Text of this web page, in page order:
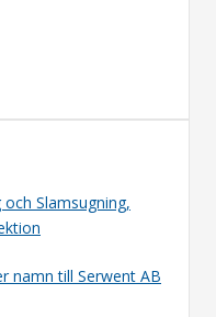
Slamsugning,
namn till Serwent AB